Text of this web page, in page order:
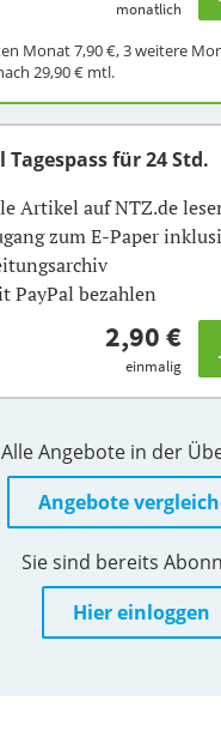
monatlich
Monat7,90 €, 3 weitere
29,90 € mtl.
Tagespassfür 24 Std.
Artikel auf NTZ.de
zum E-Paper
PayPal bezahlen
2,90 €
einmalig
Alle Angebote in der
Angebote
Sie sind bereits
Hier einloggen